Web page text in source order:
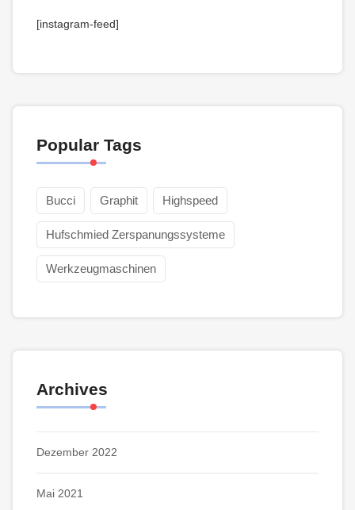
[instagram-feed]
Popular Tags
Bucci Graphit Highspeed
Hufschmied Zerspanungssysteme
Werkzeugmaschinen
Archives
Dezember 2022
Mai 2021